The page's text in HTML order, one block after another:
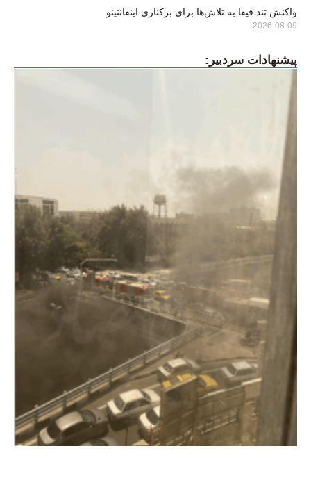
واکنش تند فیفا به تلاش‌ها برای برکناری اینفانتینو
2026-08-09
پیشنهادات سردبیر: